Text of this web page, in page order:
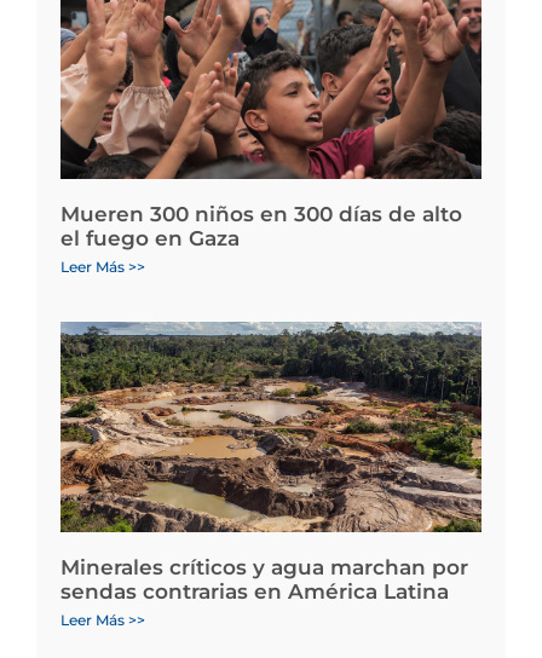
Mueren 300 niños en 300 días de alto
el fuego en Gaza
Leer Más >>
Minerales críticos y agua marchan por
sendas contrarias en América Latina
Leer Más >>